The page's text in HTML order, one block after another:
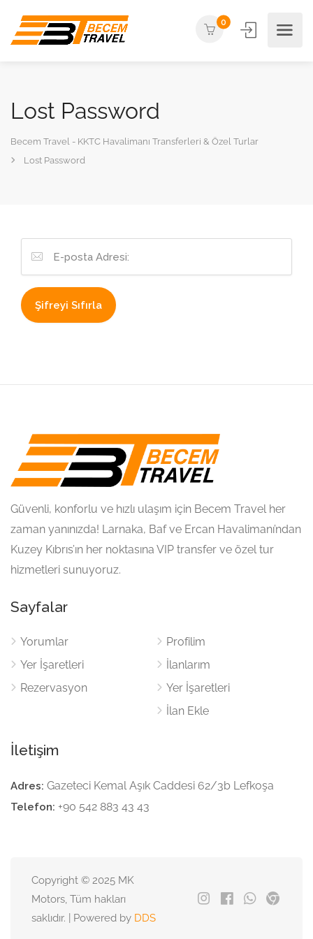
0
Lost Password
Becem Travel - KKTC Havalimanı Transferleri & Özel Turlar
Lost Password
Güvenli, konforlu ve hızlı ulaşım için Becem Travel her
zaman yanınızda! Larnaka, Baf ve Ercan Havalimanı’ndan
Kuzey Kıbrıs’ın her noktasına VIP transfer ve özel tur
hizmetleri sunuyoruz.
Sayfalar
Yorumlar
Yer İşaretleri
Rezervasyon
Profilim
İlanlarım
Yer İşaretleri
İlan Ekle
İletişim
Adres: Gazeteci Kemal Aşık Caddesi 62/3b Lefkoşa
Telefon: +90 542 883 43 43
Copyright © 2025 MK
Motors, Tüm hakları
saklıdır. | Powered by DDS